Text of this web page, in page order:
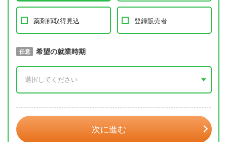
薬剤師取得見込 登録販売者
必須 取得予定年
任意 希望の就業時期
次に進む